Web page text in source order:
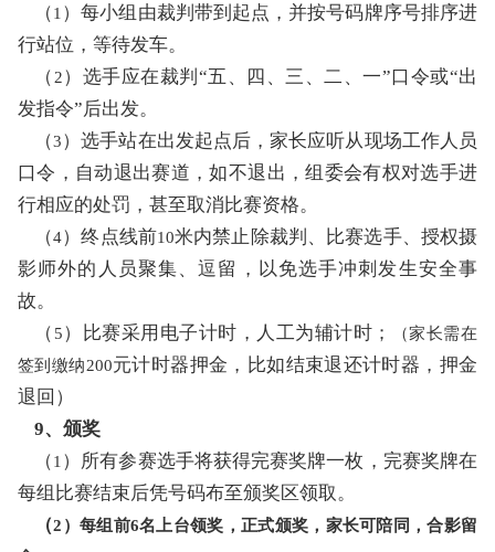
（1 ）每小组由裁判带到起点，并按号码牌序号排序进
行站位，等待发车。
（ 2）选手应在裁判 “五、四、三、二、一”口令或“出
发指令”后出发。
（3）选手站在出发起点后，家长应听从现场工作人员
口令，自动退出赛道，如不退出，组委会有权对选手进
行相应的处罚，甚至取消比赛资格。
（4）终点线前10米内禁止除裁判、比赛选手、授权摄
影师外的人员聚集、逗留，以免选手冲刺发生安全事
故。
（ 5）比赛采用电子计时，人工为辅计时；
（家长需在
签到缴纳200元计时器押金，比如结束退还计时器，押金
退回）
9、颁奖
（1 ）所有参赛选手将获得完赛奖牌一枚，完赛奖牌在
每组比赛结束后凭号码布至颁奖区领取。
（2 ）每组前6名上台领奖，正式颁奖，家长可陪同，合影留